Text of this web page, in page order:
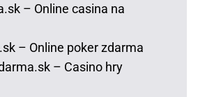
– Online casina na
– Online poker zdarma
– Casino hry